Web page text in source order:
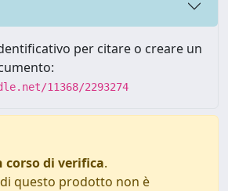
per citare o creare un
11368/2293274
corso di verifica.
questo prodotto non è